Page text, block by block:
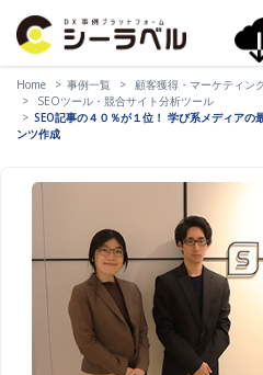
Home 事例一覧 顧客獲得・マーケティン
SEOツール・競合サイト分析ツール
SEO記事の４０％が１位！ 学び系メディアの
ンツ作成